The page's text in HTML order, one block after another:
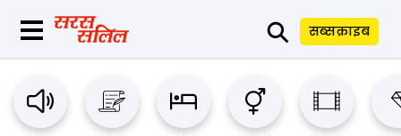
⚲ सब्सक्राइब